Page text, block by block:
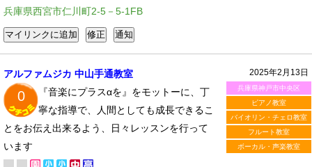
兵庫県西宮市仁川町2-5－5-1FB
2025年2月13日
兵庫県神戸市中央区
ピアノ教室
バイオリン・チェロ教室
フルート教室
ボーカル・声楽教室
アルファムジカ 中山手通教室
0
『音楽にプラスαを』をモットーに、丁
寧な指導で、人間としても成長できるこ
とをお伝え出来るよう、日々レッスンを行って
います